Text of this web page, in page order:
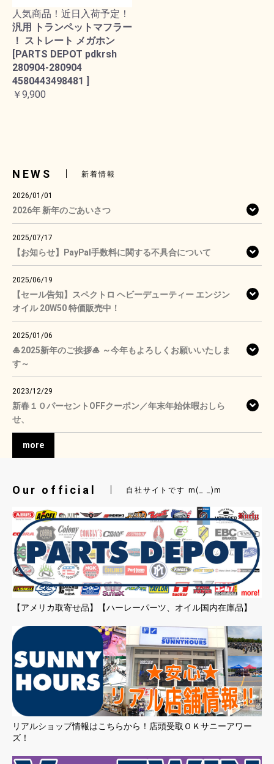
人気商品！近日入荷予定！
汎用 トランペットマフラー
！ ストレート メガホン
[PARTS DEPOT pdkrsh
280904-280904
4580443498481 ]
￥9,900
NEWS 新着情報
2026/01/01
2026年 新年のごあいさつ
2025/07/17
【お知らせ】PayPal手数料に関する不具合について
2025/06/19
【セール告知】スペクトロ ヘビーデューティー エンジン
オイル 20W50 特価販売中！
2025/01/06
🎍2025新年のご挨拶🎍 ～今年もよろしくお願いいたしま
す～
2023/12/29
新春１０パーセントOFFクーポン／年末年始休暇おしら
せ、
more
Our official 自社サイトです m(_ _)m
【アメリカ取寄せ品】【ハーレーパーツ、オイル国内在庫品】
リアルショップ情報はこちらから！店頭受取ＯＫサニーアワー
ズ！